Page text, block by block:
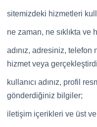
sitemizdeki hizmetleri
ne zaman, ne sıklıkta
adınız, adresiniz, telefon
hizmet veya
kullanıcı adınız, profil
gönderdiğiniz bilgiler;
iletişim içerikleri ve üst